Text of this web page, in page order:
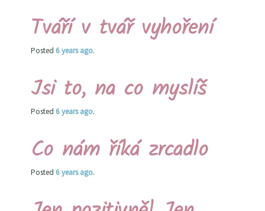
Tváří v tvář vyhoření
Posted 6 yearsago.
Jsi to, na co myslíš
Posted 6 yearsago.
Co nám říká zrcadlo
Posted 6 yearsago.